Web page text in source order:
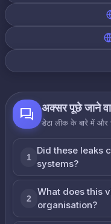
अक्सर पूछे जाने
डेटा लीक के बारे में और
1
Did these leaks
systems?
2
What does this
organisation?